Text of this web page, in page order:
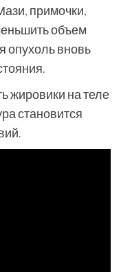
примочки,
объем
опухоль вновь
жировики на теле
становится